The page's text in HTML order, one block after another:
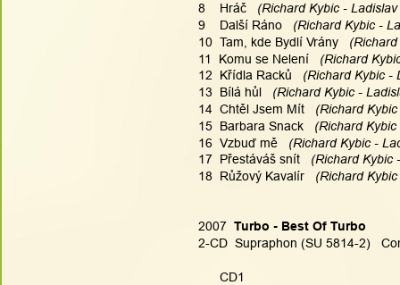
8    Hráč
(Richard Kybic -
9    Další Ráno
(Richard Kybic -
10  Tam, kde Bydlí Vrány
11  Komu se Nelení
(Richard
12  Křídla Racků
(Richard Kybic -
13  Bílá hůl
(Richard Kybic -
14  Chtěl Jsem Mít
(Richard
15  Barbara Snack
(Richard Kybic
16  Vzbuď mě
(Richard Kybic -
17  Přestáváš snít
(Richard Kybic
18  Růžový Kavalír
(Richard
2007 Turbo - Best Of Turbo
2-CD  Supraphon (SU 5814-2)
      CD1